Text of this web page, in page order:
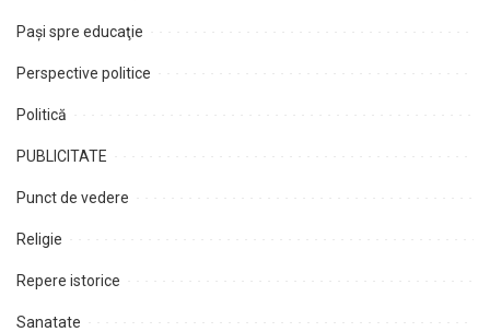
Paşi spre educaţie
Perspective politice
Politică
PUBLICITATE
Punct de vedere
Religie
Repere istorice
Sanatate